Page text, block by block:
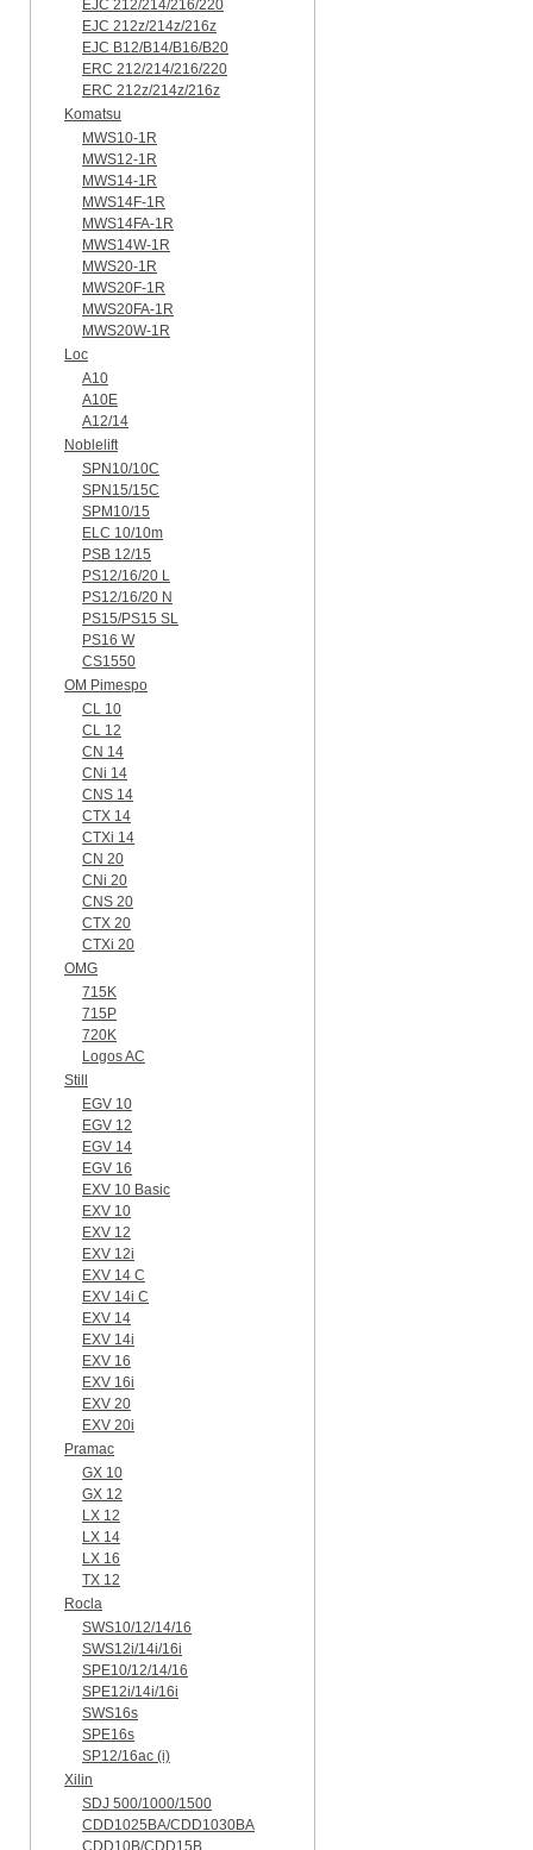
EJC 212/214/216/220
EJC 212z/214z/216z
EJC B12/B14/B16/B20
ERC 212/214/216/220
ERC 212z/214z/216z
Komatsu
MWS10-1R
MWS12-1R
MWS14-1R
MWS14F-1R
MWS14FA-1R
MWS14W-1R
MWS20-1R
MWS20F-1R
MWS20FA-1R
MWS20W-1R
Loc
A10
A10E
A12/14
Noblelift
SPN10/10C
SPN15/15C
SPM10/15
ELC 10/10m
PSB 12/15
PS12/16/20 L
PS12/16/20 N
PS15/PS15 SL
PS16 W
CS1550
OM Pimespo
CL 10
CL 12
CN 14
CNi 14
CNS 14
CTX 14
CTXi 14
CN 20
CNi 20
CNS 20
CTX 20
CTXi 20
OMG
715K
715P
720K
Logos AC
Still
EGV 10
EGV 12
EGV 14
EGV 16
EXV 10 Basic
EXV 10
EXV 12
EXV 12i
EXV 14 C
EXV 14i C
EXV 14
EXV 14i
EXV 16
EXV 16i
EXV 20
EXV 20i
Pramac
GX 10
GX 12
LX 12
LX 14
LX 16
TX 12
Rocla
SWS10/12/14/16
SWS12i/14i/16i
SPE10/12/14/16
SPE12i/14i/16i
SWS16s
SPE16s
SP12/16ac (i)
Xilin
SDJ 500/1000/1500
CDD1025BA/CDD1030BA